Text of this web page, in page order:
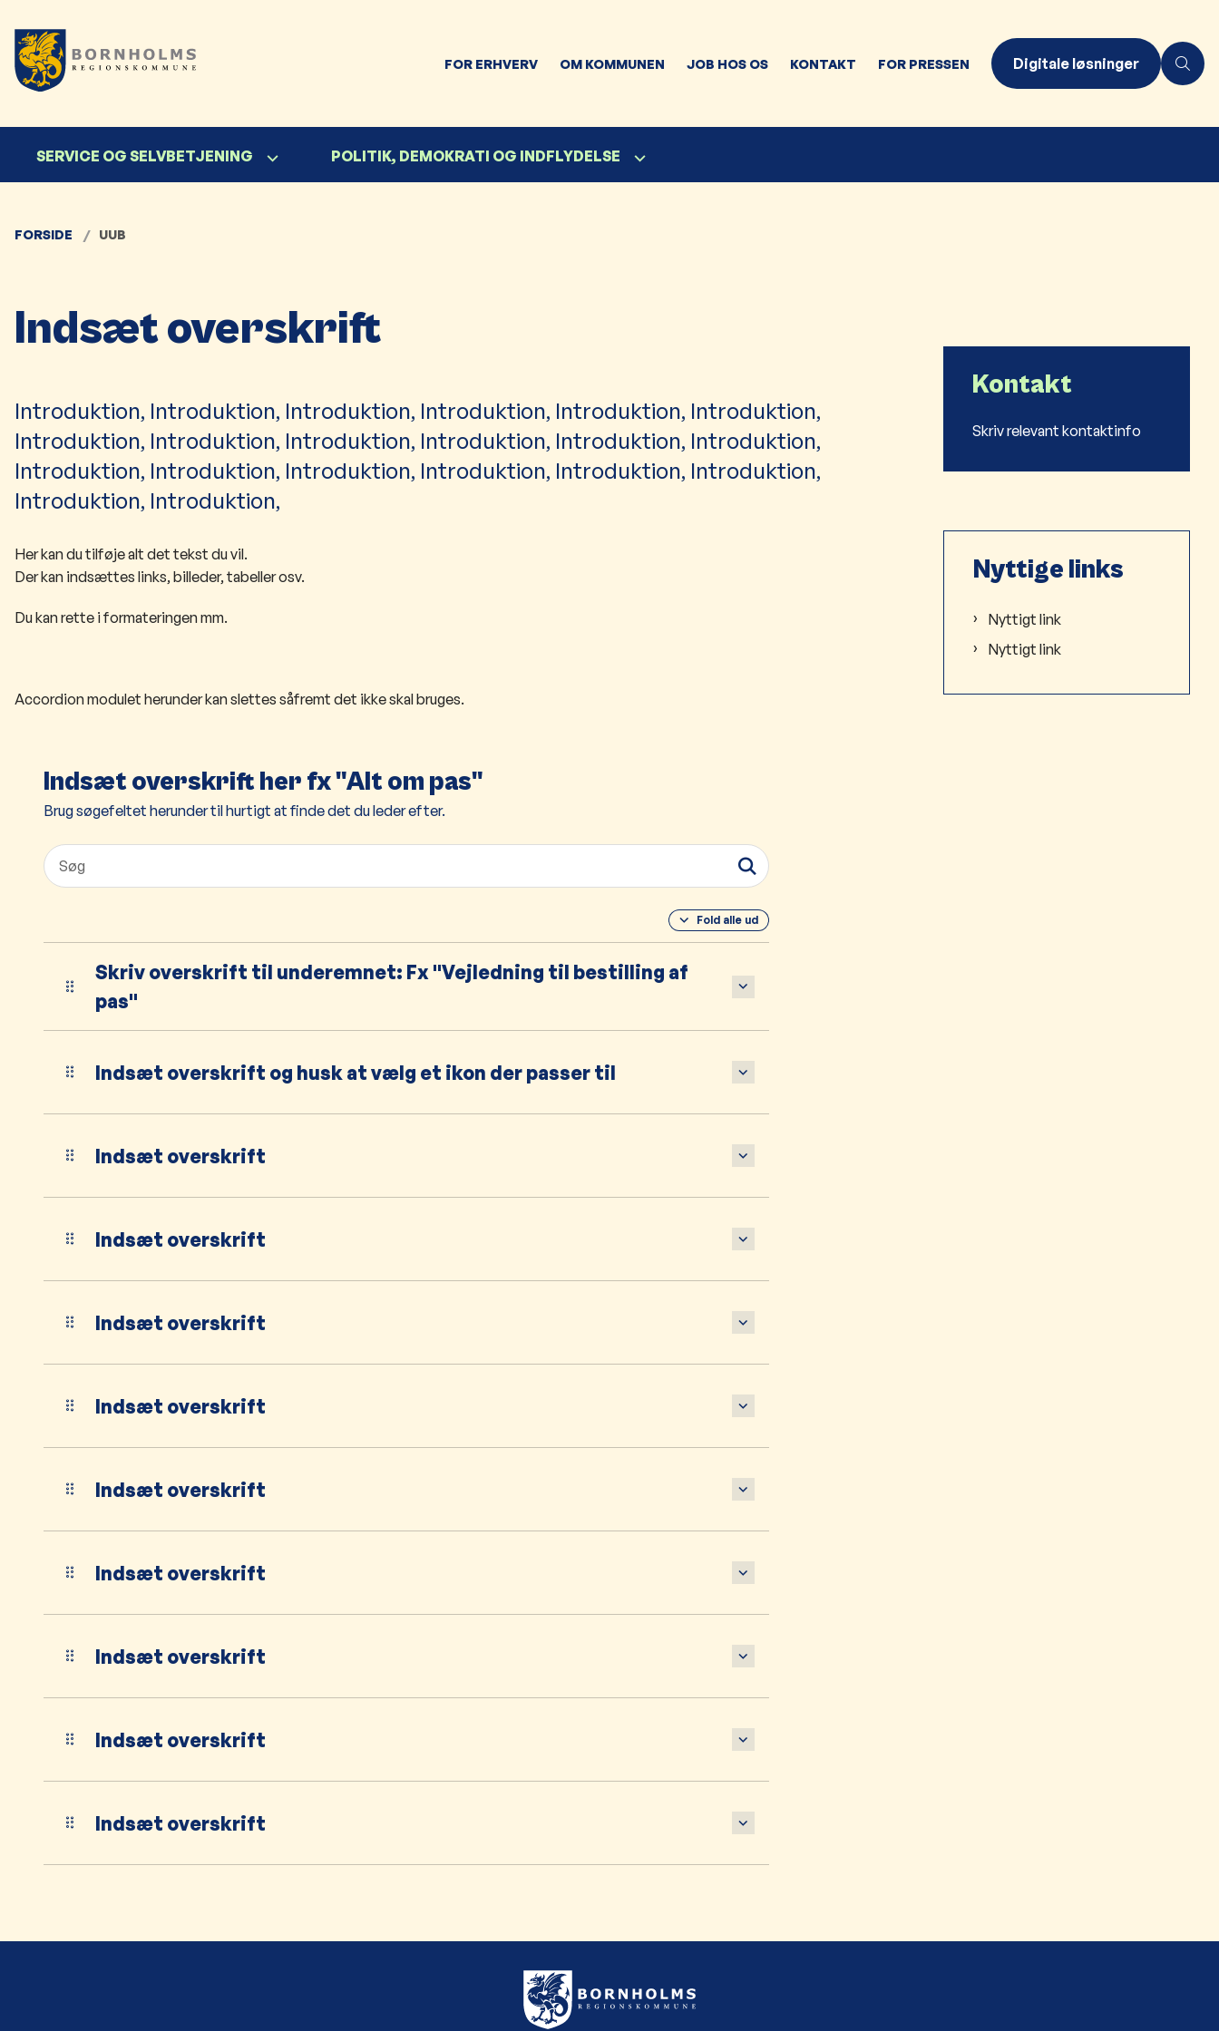
FOR ERHVERV OM KOMMUNEN JOB HOS OS KONTAKT FOR PRESSEN Digitale løsninger
SERVICE OG SELVBETJENING POLITIK, DEMOKRATI OG INDFLYDELSE
FORSIDE UUB
Indsæt overskrift
Introduktion, Introduktion, Introduktion, Introduktion, Introduktion, Introduktion,
Introduktion, Introduktion, Introduktion, Introduktion, Introduktion, Introduktion,
Introduktion, Introduktion, Introduktion, Introduktion, Introduktion, Introduktion,
Introduktion, Introduktion,
Her kan du tilføje alt det tekst du vil.
Der kan indsættes links, billeder, tabeller osv.
Du kan rette i formateringen mm.
Accordion modulet herunder kan slettes såfremt det ikke skal bruges.
Indsæt overskrift her fx "Alt om pas"
Brug søgefeltet herunder til hurtigt at finde det du leder efter.
Fold alle ud
Skriv overskrift til underemnet: Fx "Vejledning til bestilling af
pas"
Indsæt overskrift og husk at vælg et ikon der passer til
Indsæt overskrift
Indsæt overskrift
Indsæt overskrift
Indsæt overskrift
Indsæt overskrift
Indsæt overskrift
Indsæt overskrift
Indsæt overskrift
Indsæt overskrift
Kontakt
Skriv relevant kontaktinfo
Nyttige links
Nyttigt link
Nyttigt link